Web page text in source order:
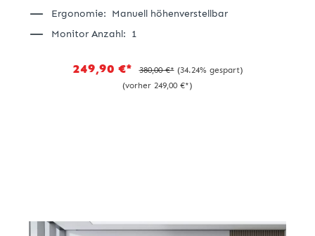
Ergonomie: Manuell höhenverstellbar
Monitor Anzahl: 1
249,90 €* 380,00 €* (34.24% gespart)
(vorher 249,00 €*)